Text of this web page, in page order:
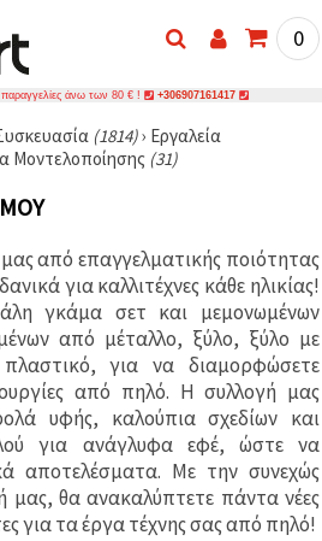
0
άνω των 80 € ! +306907161417
(1814)› Εργαλεία
Μοντελοποίησης (31)
από επαγγελματικής ποιότητας
για καλλιτέχνες κάθε ηλικίας!
γκάμα σετ και μεμονωμένων
από μέταλλο, ξύλο, ξύλο με
πλαστικό, για να διαμορφώσετε
από πηλό. Η συλλογή μας
υφής, καλούπια σχεδίων και
για ανάγλυφα εφέ, ώστε να
αποτελέσματα. Με την συνεχώς
μας, θα ανακαλύπτετε πάντα νέες
για τα έργα τέχνης σας από πηλό!